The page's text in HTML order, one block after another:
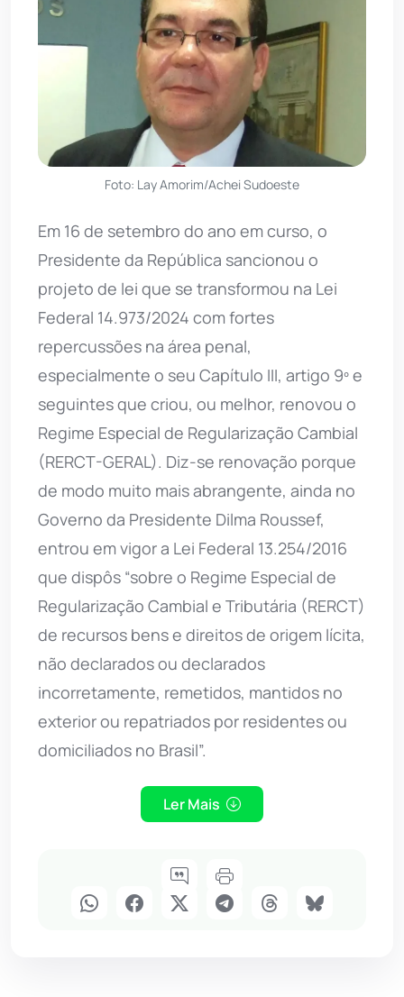
Foto: Lay Amorim/Achei Sudoeste
Em 16 de setembro do ano em curso, o
Presidente da República sancionou o
projeto de lei que se transformou na Lei
Federal 14.973/2024 com fortes
repercussões na área penal,
especialmente o seu Capítulo III, artigo 9º e
seguintes que criou, ou melhor, renovou o
Regime Especial de Regularização Cambial
(RERCT-GERAL). Diz-se renovação porque
de modo muito mais abrangente, ainda no
Governo da Presidente Dilma Roussef,
entrou em vigor a Lei Federal 13.254/2016
que dispôs “sobre o Regime Especial de
Regularização Cambial e Tributária (RERCT)
de recursos bens e direitos de origem lícita,
não declarados ou declarados
incorretamente, remetidos, mantidos no
exterior ou repatriados por residentes ou
domiciliados no Brasil”.
Ler Mais